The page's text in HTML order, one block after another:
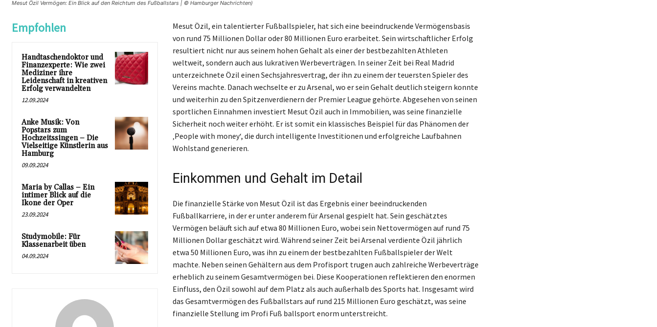
Mesut Özil Vermögen: Ein Blick auf den Reichtum des Fußballstars | © Hamburger Nachrichten)
Empfohlen
Handtaschendoktor und
Finanzexperte: Wie zwei
Mediziner ihre
Leidenschaft in kreativen
Erfolg verwandelten
12.09.2024
Anke Musik: Von
Popstars zum
Hochzeitssingen – Die
Vielseitige Künstlerin aus
Hamburg
09.09.2024
Maria by Callas – Ein
intimer Blick auf die
Ikone der Oper
23.09.2024
Studymobile: Für
Klassenarbeit üben
04.09.2024
Mesut Özil, ein talentierter Fußballspieler, hat sich eine beeindruckende Vermögensbasis
von rund 75 Millionen Dollar oder 80 Millionen Euro erarbeitet. Sein wirtschaftlicher Erfolg
resultiert nicht nur aus seinem hohen Gehalt als einer der bestbezahlten Athleten
weltweit, sondern auch aus lukrativen Werbeverträgen. In seiner Zeit bei Real Madrid
unterzeichnete Özil einen Sechsjahresvertrag, der ihn zu einem der teuersten Spieler des
Vereins machte. Danach wechselte er zu Arsenal, wo er sein Gehalt deutlich steigern konnte
und weiterhin zu den Spitzenverdienern der Premier League gehörte. Abgesehen von seinen
sportlichen Einnahmen investiert Mesut Özil auch in Immobilien, was seine finanzielle
Sicherheit noch weiter erhöht. Er ist somit ein klassisches Beispiel für das Phänomen der
‚People with money‘, die durch intelligente Investitionen und erfolgreiche Laufbahnen
Wohlstand generieren.
Einkommen und Gehalt im Detail
Die finanzielle Stärke von Mesut Özil ist das Ergebnis einer beeindruckenden
Fußballkarriere, in der er unter anderem für Arsenal gespielt hat. Sein geschätztes
Vermögen beläuft sich auf etwa 80 Millionen Euro, wobei sein Nettovermögen auf rund 75
Millionen Dollar geschätzt wird. Während seiner Zeit bei Arsenal verdiente Özil jährlich
etwa 50 Millionen Euro, was ihn zu einem der bestbezahlten Fußballspieler der Welt
machte. Neben seinen Gehältern aus dem Profisport trugen auch zahlreiche Werbeverträge
erheblich zu seinem Gesamtvermögen bei. Diese Kooperationen reflektieren den enormen
Einfluss, den Özil sowohl auf dem Platz als auch außerhalb des Sports hat. Insgesamt wird
das Gesamtvermögen des Fußballstars auf rund 215 Millionen Euro geschätzt, was seine
finanzielle Stellung im Profi Fuß ballsport enorm unterstreicht.